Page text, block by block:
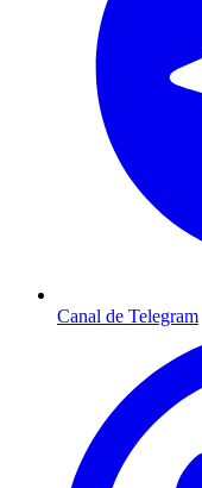
Canal de Telegram